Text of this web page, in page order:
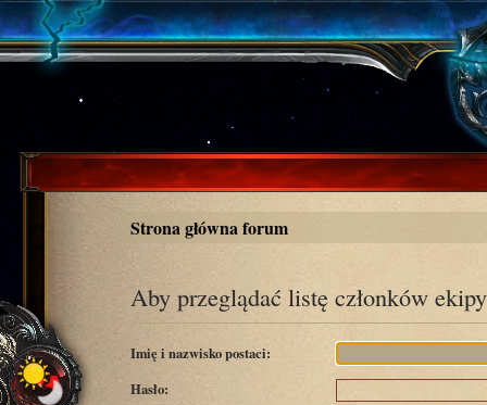
Strona główna forum
Aby przeglądać listę członków
Imię i nazwisko postaci:
Hasło: